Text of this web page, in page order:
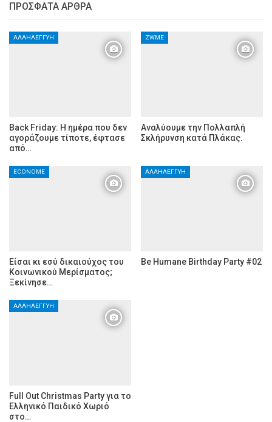
ΠΡΌΣΦΑΤΑ ΆΡΘΡΑ
ΑΛΛΗΛΕΓΓΎΗ
Back Friday: H ημέρα που δεν
αγοράζουμε τίποτε, έφτασε
από…
ZWME
Αναλύουμε την Πολλαπλή
Σκλήρυνση κατά Πλάκας.
ECONOME
Είσαι κι εσύ δικαιούχος του
Κοινωνικού Μερίσματος;
Ξεκίνησε…
ΑΛΛΗΛΕΓΓΎΗ
Be Humane Birthday Party #02
ΑΛΛΗΛΕΓΓΎΗ
Full Out Christmas Party για το
Ελληνικό Παιδικό Χωριό
στο…